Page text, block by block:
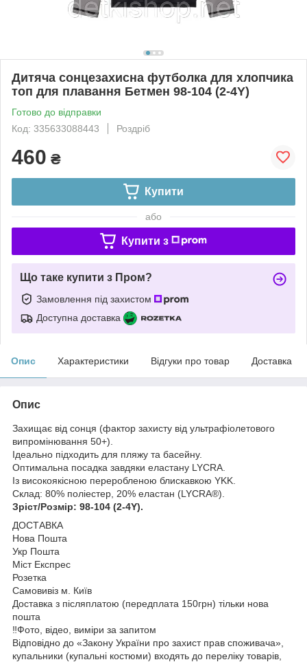
Дитяча сонцезахисна футболка для хлопчика
топ для плавання Бетмен 98-104 (2-4Y)
Готово до відправки
Код: 335633088443
Роздріб
460 ₴
Купити
або
Купити з
Що таке купити з Пром?
Замовлення під захистом
Доступна доставка
Опис Характеристики Відгуки про товар Доставка
Опис
Захищає від сонця (фактор захисту від ультрафіолетового
випромінювання 50+).
Ідеально підходить для пляжу та басейну.
Оптимальна посадка завдяки еластану LYCRA.
Із високоякісною переробленою блискавкою YKK.
Склад: 80% поліестер, 20% еластан (LYCRA®).
Зріст/Розмір: 98-104 (2-4Y).
ДОСТАВКА
Нова Пошта
Укр Пошта
Міст Експрес
Розетка
Самовивіз м. Київ
Доставка з післяплатою (передплата 150грн) тільки нова
пошта
‼️Фото, відео, виміри за запитом
Відповідно до «Закону України про захист прав споживача»,
купальники (купальні костюми) входять до переліку товарів,